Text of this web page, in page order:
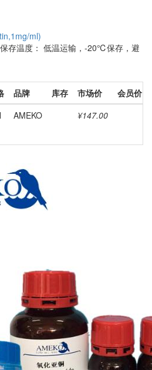
ml)
保存温度： 低温运输，-20℃保存，避
品牌 库存 市场价 会员价
AMEKO ¥147.00